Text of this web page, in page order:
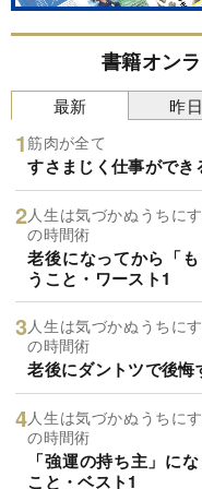
書籍オン
最新
筋肉が全て
すさまじく仕事ができ
人生は気づかぬうちに
の時間術
老後になってから「
うこと・ワースト1
人生は気づかぬうちに
の時間術
老後にダントツで後悔
人生は気づかぬうちに
の時間術
「強運の持ち主」に
こと・ベスト1
昨日